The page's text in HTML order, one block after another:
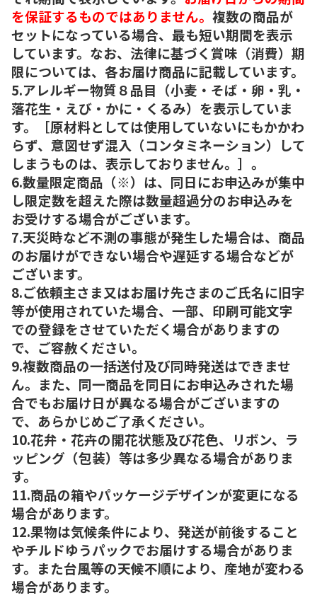
を保証するものではありません。 複数の商品が
セットになっている場合、最も短い期間を表示
しています。なお、法律に基づく賞味（消費）期
限については、各お届け商品に記載しています。
5.アレルギー物質８品目（小麦・そば・卵・乳・
落花生・えび・かに・くるみ）を表示していま
す。［原材料としては使用していないにもかかわ
らず、意図せず混入（コンタミネーション）して
しまうものは、表示しておりません。］。
6.数量限定商品（※）は、同日にお申込みが集中
し限定数を超えた際は数量超過分のお申込みを
お受けする場合がございます。
7.天災時など不測の事態が発生した場合は、商品
のお届けができない場合や遅延する場合などが
ございます。
8.ご依頼主さま又はお届け先さまのご氏名に旧字
等が使用されていた場合、一部、印刷可能文字
での登録をさせていただく場合がありますの
で、ご容赦ください。
9.複数商品の一括送付及び同時発送はできませ
ん。また、同一商品を同日にお申込みされた場
合でもお届け日が異なる場合がございますの
で、あらかじめご了承ください。
10.花弁・花卉の開花状態及び花色、リボン、ラ
ッピング（包装）等は多少異なる場合がありま
す。
11.商品の箱やパッケージデザインが変更になる
場合があります。
12.果物は気候条件により、発送が前後すること
やチルドゆうパックでお届けする場合がありま
す。また台風等の天候不順により、産地が変わる
場合があります。